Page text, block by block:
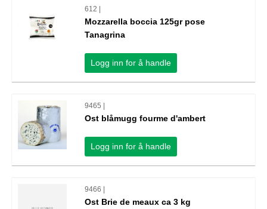
612 |
Mozzarella boccia 125gr pose
Tanagrina
Logg inn for å handle
9465 |
Ost blåmugg fourme d'ambert
Logg inn for å handle
9466 |
Ost Brie de meaux ca 3 kg